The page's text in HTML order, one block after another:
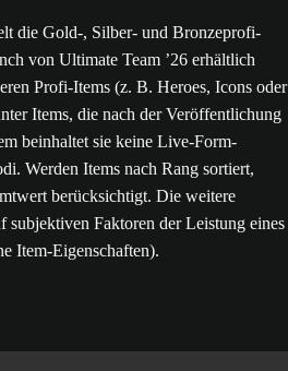
die Gold-, Silber- und Bronzeprofi-
von Ultimate Team ’26 erhältlich
Profi-Items (z. B. Heroes, Icons oder
Items, die nach der Veröffentlichung
beinhaltet sie keine Live-Form-
Werden Items nach Rang sortiert,
berücksichtigt. Die weitere
subjektiven Faktoren der Leistung eines
Item-Eigenschaften).